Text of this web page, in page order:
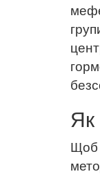
Як
Щоб